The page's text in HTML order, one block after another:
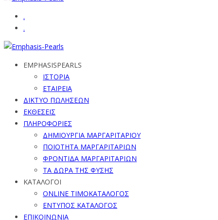
.
.
EMPHASISPEARLS
ΙΣΤΟΡΙΑ
ΕΤΑΙΡΕΙΑ
ΔΙΚΤΥΟ ΠΩΛΗΣΕΩΝ
ΕΚΘΕΣΕΙΣ
ΠΛΗΡΟΦΟΡΙΕΣ
ΔΗΜΙΟΥΡΓΙΑ ΜΑΡΓΑΡΙΤΑΡΙΟΥ
ΠΟΙΟΤΗΤΑ ΜΑΡΓΑΡΙΤΑΡΙΩΝ
ΦΡΟΝΤΙΔΑ ΜΑΡΓΑΡΙΤΑΡΙΩΝ
ΤΑ ΔΩΡΑ ΤΗΣ ΦΥΣΗΣ
ΚΑΤΑΛΟΓΟΙ
ONLINE ΤΙΜΟΚΑΤΑΛΟΓΟΣ
ΕΝΤΥΠΟΣ ΚΑΤΑΛΟΓΟΣ
ΕΠΙΚΟΙΝΩΝΙΑ